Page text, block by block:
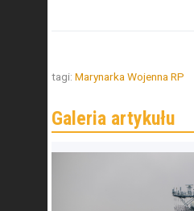
tagi: Marynarka Wojenna RP